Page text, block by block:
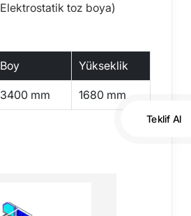
toz boya)
Boy Yükseklik
3400 mm 1680 mm
Teklif Al